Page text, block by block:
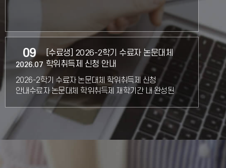
[수료생] 2026-2학기 수료자 논문대체
학위취득제 신청 안내
2026-2학기 수료자 논문대체 학위취득제 신청
안내수료자 논문대체 학위취득제 재학기간 내 완성된
논문을 제출하지 못하여 학위과정을 마치지 못한 수료자
중 희망자에 한하여, 논문
2026.07
09
2026-1학기 성적처리 안내
2026.06